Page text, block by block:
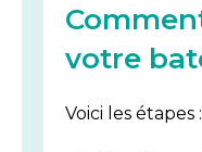
votre
Voici les étapes :